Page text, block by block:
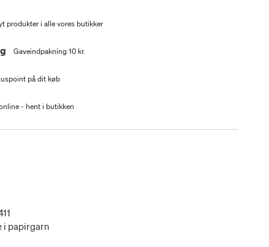
produkter i alle vores butikker
Gaveindpakning 10 kr.
på dit køb
- hent i butikken
i papirgarn